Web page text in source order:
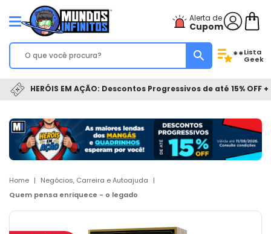
Alerta de
Cupom
**Lista
Geek
HERÓIS EM AÇÃO: Descontos Progressivos de até 15% OFF
Home | Negócios, Carreira e Autoajuda
|
Quem pensa enriquece - o legado